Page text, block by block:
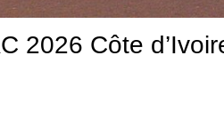
2026 Côte